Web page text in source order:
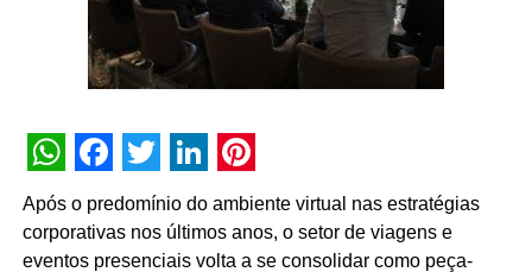
acontecerem”, afirma Paulo Ventura, presidente da
UBRAFE.
A iniciativa estabelece uma agenda permanente de
educativas, o compartilhamento de metodologias de
para os pavilhões e a atuação conjunta junto a órgãos
públicos e autoridades reguladoras.
WhatsApp
Facebook
Twitter
LinkedIn
Pinterest
Após o predomínio do ambiente virtual nas estratégias
corporativas nos últimos anos, o setor de viagens e
eventos presenciais volta a se consolidar como peça-